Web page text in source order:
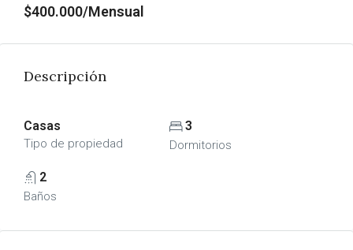
$400.000/Mensual
Descripción
Casas
Tipo de propiedad
3
Dormitorios
2
Baños